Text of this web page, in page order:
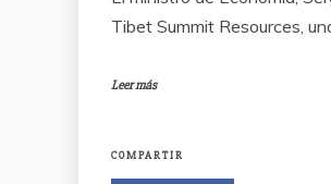
Tibet Summit Resources,
Leer más
COMPARTIR